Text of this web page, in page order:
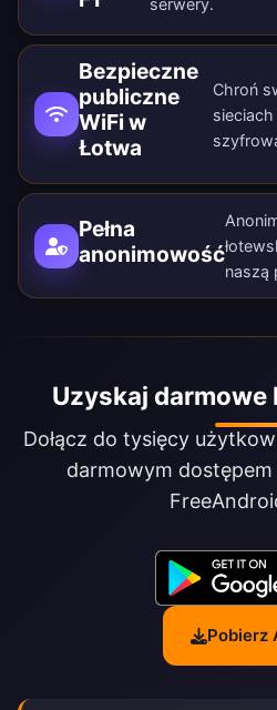
serwery.
Bezpieczne
publiczne
WiFi w
Łotwa
Chroń
Pełna
anonimowość
naszą
Uzyskaj darmowe
Dołącz do tysięcy
darmowym
Pobierz